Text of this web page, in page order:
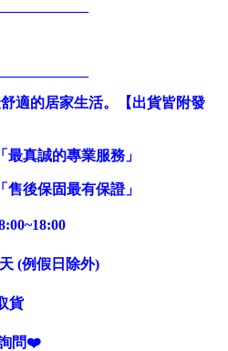
適的居家生活。【出貨皆附發
最真誠的專業服務」
售後保固最有保證」
(例假日除外)
貨
問❤️